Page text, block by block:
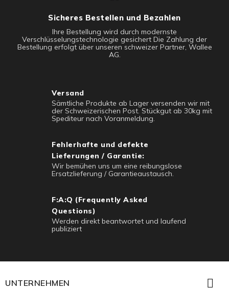
Sicheres Bestellen und Bezahlen
Ihre Bestellung wird durch modernste
Verschlüsselungstechnologie gesichert Die Zahlung der
Bestellung erfolgt über unseren schweizer Partner, Wallee
AG.
Versand
Sämtliche Produkte ab Lager versenden wir mit
der Schweizerischen Post. Stückgut ab 30kg mit
Spediteur nach Voranmeldung.
Fehlerhafte und defekte
Lieferungen / Garantie:
Wir bemühen uns um eine reibungslose
Ersatzlieferung / Garantieaustausch.
F:A:Q (Frequently Asked
Questions)
Werden direkt beantwortet und laufend
publiziert
UNTERNEHMEN 